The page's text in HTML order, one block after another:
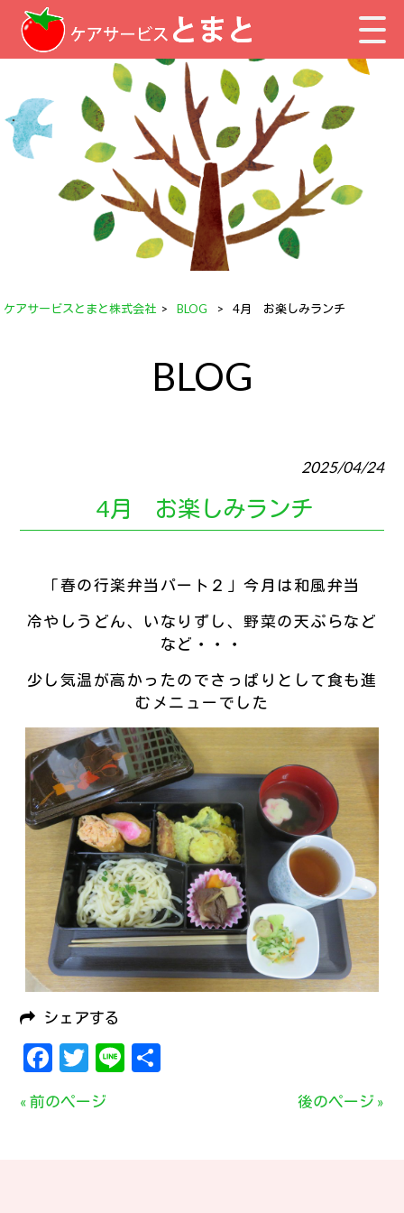
ケアサービスとまと株式会社 > BLOG > 4月 お楽しみランチ
BLOG
2025/04/24
4月 お楽しみランチ
「春の行楽弁当パート２」今月は和風弁当
冷やしうどん、いなりずし、野菜の天ぷらなど
など・・・
少し気温が高かったのでさっぱりとして食も進
むメニューでした
シェアする
Facebook
Twitter
Line
« 前のページ 後のページ »